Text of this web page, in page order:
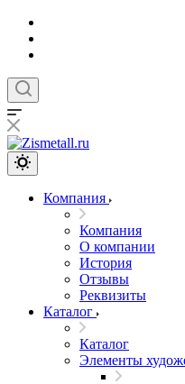
Компания
Компания
О компании
История
Отзывы
Реквизиты
Каталог
Каталог
Элементы